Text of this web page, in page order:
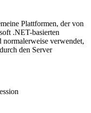
Plattformen, der von
.NET-basierten
verwendet,
den Server